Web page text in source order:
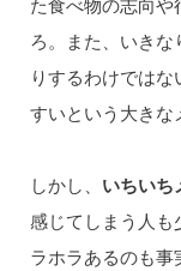
ろ。また、いき
りするわけでは
すいという大きな
しかし、 いちいち
感じてしまう人も
ラホラあるのも